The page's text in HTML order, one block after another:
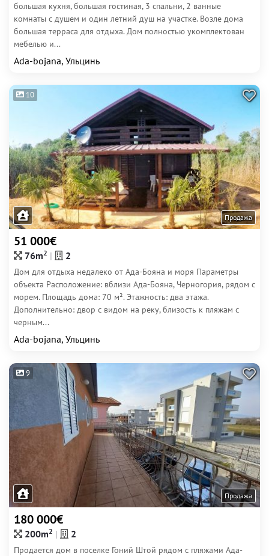
большая кухня, большая гостиная, 3 спальни, 2 ванные
комнаты с душем и один летний душ на участке. Возле дома
большая терраса для отдыха. Дом полностью укомплектован
мебелью и...
Ada-bojana, Ульцинь
10
Продажа
51 000€
76m2 2
Дом для отдыха недалеко от Ада-Бояна и моря Параметры
объекта Расположение: вблизи Ада-Бояна, Черногория, рядом с
морем. Площадь дома: 70 м². Этажность: два этажа.
Дополнительно: двор с видом на реку, близость к пляжам с
черным...
Ada-bojana, Ульцинь
9
Продажа
180 000€
200m2 2
Продается дом в поселке Гоний Штой рядом с пляжами Ада-